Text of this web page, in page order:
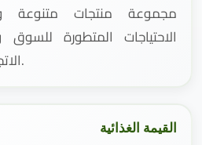
مجموعة منتجات متنوعة
الاحتياجات المتطورة
الاتجاهات العالمية.
القيمة الغذائية